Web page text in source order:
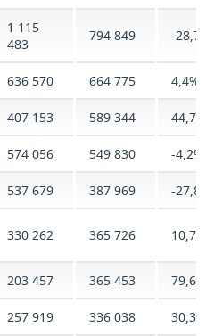
1 115
483
794 849 -28,7%
636 570 664 775 4,4%
407 153 589 344 44,7%
574 056 549 830 -4,2%
537 679 387 969 -27,8%
330 262 365 726 10,7%
203 457 365 453 79,6%
257 919 336 038 30,3%